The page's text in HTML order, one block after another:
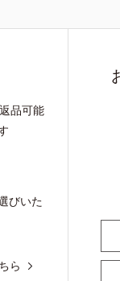
品可能
びいた
ら